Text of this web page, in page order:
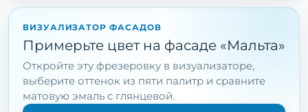
ВИЗУАЛИЗАТОР ФАСАДОВ
Примерьте цвет на фасаде «Мальта»
Откройте эту фрезеровку в визуализаторе,
выберите оттенок из пяти палитр и сравните
матовую эмаль с глянцевой.